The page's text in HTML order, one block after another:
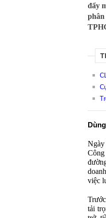
đẩy
phân
việc
tải